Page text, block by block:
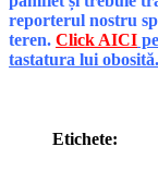
reporterul nostru
teren. Click AICI
tastatura lui obosită.
Etichete: